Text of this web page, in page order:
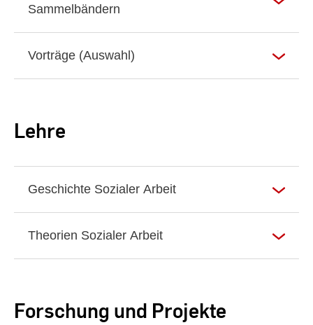
Sammelbändern
Vorträge (Auswahl)
Lehre
Geschichte Sozialer Arbeit
Theorien Sozialer Arbeit
Forschung und Projekte